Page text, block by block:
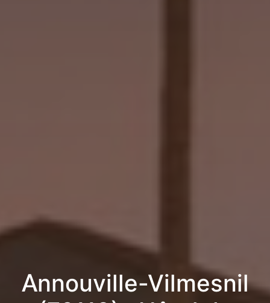
Annouville-Vilmesnil